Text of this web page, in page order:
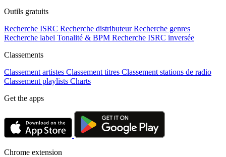
Outils gratuits
Recherche ISRC Recherche distributeur Recherche genres
Recherche label Tonalité & BPM Recherche ISRC inversée
Classements
Classement artistes Classement titres Classement stations de radio
Classement playlists Charts
Get the apps
Chrome extension